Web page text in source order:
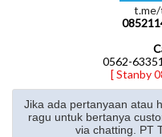
t.me/
0562-
[ Stanby
Jika ada pertanyaan atau
ragu untuk bertanya
via chatting. PT